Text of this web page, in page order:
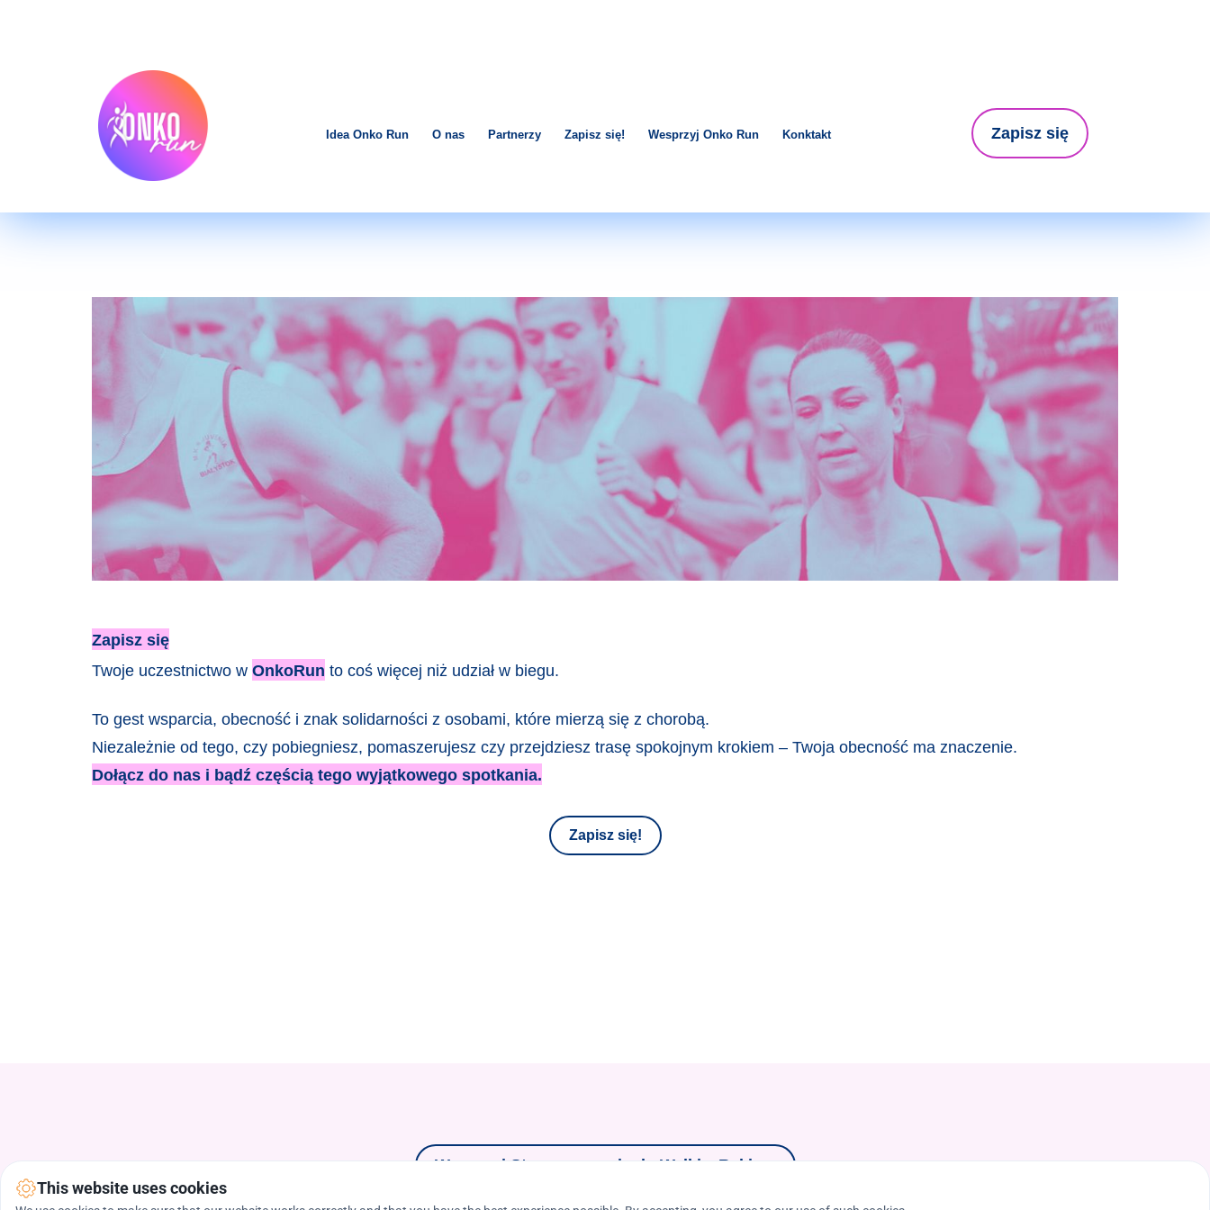
Idea Onko Run O nas Partnerzy Zapisz się! Wesprzyj Onko Run Konktakt Zapisz się
Zapisz się
Twoje uczestnictwo w OnkoRun to coś więcej niż udział w biegu.
To gest wsparcia, obecność i znak solidarności z osobami, które mierzą się z chorobą.
Niezależnie od tego, czy pobiegniesz, pomaszerujesz czy przejdziesz trasę spokojnym krokiem – Twoja obecność ma znaczenie.
Dołącz do nas i bądź częścią tego wyjątkowego spotkania.
Zapisz się!
Wesprzyj Stowarzyszenie do Walki z Rakiem
This website uses cookies